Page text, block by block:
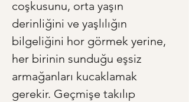
coşkusunu, orta yaşın
derinliğini ve yaşlılığın
bilgeliğini hor görmek yerine,
her birinin sunduğu eşsiz
armağanları kucaklamak
gerekir. Geçmişe takılıp